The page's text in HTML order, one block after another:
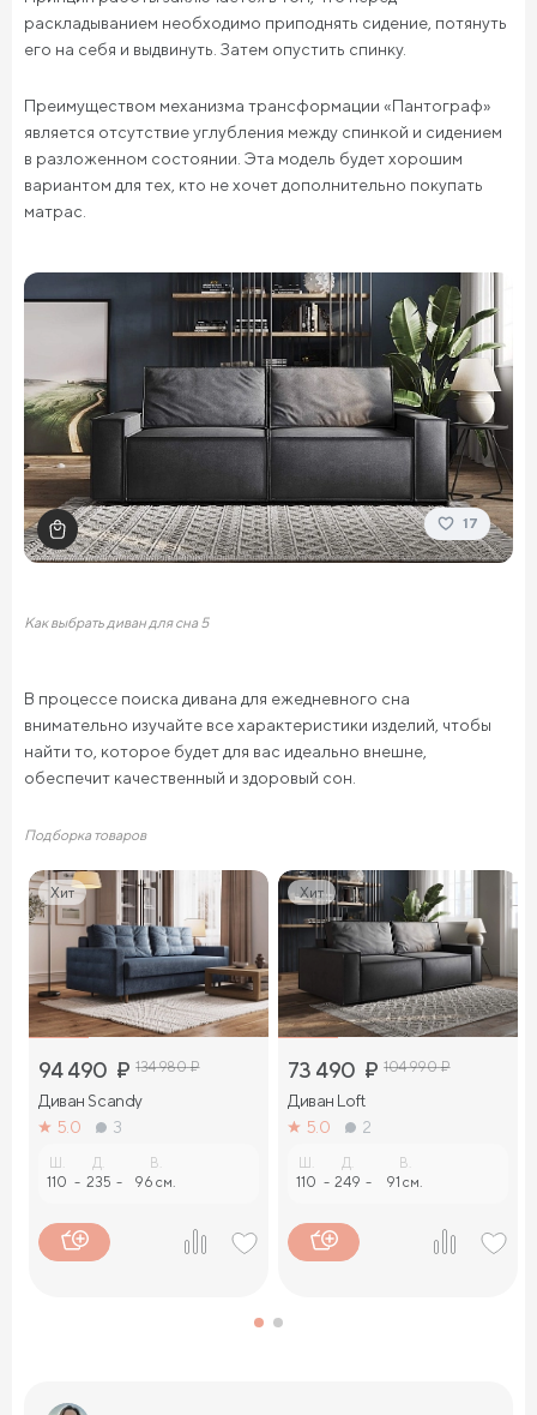
раскладыванием необходимо приподнять сидение, потянуть
его на себя и выдвинуть. Затем опустить спинку.
Преимуществом механизма трансформации «Пантограф»
является отсутствие углубления между спинкой и сидением
в разложенном состоянии. Эта модель будет хорошим
вариантом для тех, кто не хочет дополнительно покупать
матрас.
17
Как выбрать диван для сна 5
В процессе поиска дивана для ежедневного сна
внимательно изучайте все характеристики изделий, чтобы
найти то, которое будет для вас идеально внешне,
обеспечит качественный и здоровый сон.
Подборка товаров
Хит
94 490 ₽ 134 980₽
Диван Sсandy
5.0
3
Ш.
110 -
Д.
235 -
В.
96 см.
Хит
73 490 ₽ 104 990₽
Диван Loft
5.0
2
Ш.
110 -
Д.
249 -
В.
91 см.